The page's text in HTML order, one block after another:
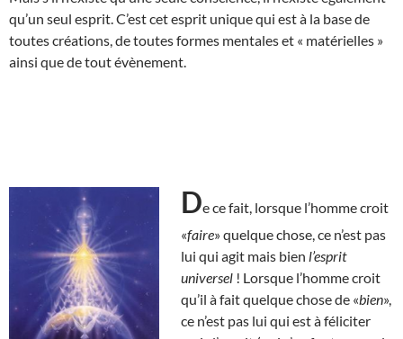
qu’un seul esprit. C’est cet esprit unique qui est à la base de
toutes créations, de toutes formes mentales et « matérielles »
ainsi que de tout évènement.
De ce fait, lorsque l’homme croit
«faire» quelque chose, ce n’est pas
lui qui agit mais bien l’esprit
universel ! Lorsque l’homme croit
qu’il à fait quelque chose de «bien»,
ce n’est pas lui qui est à féliciter